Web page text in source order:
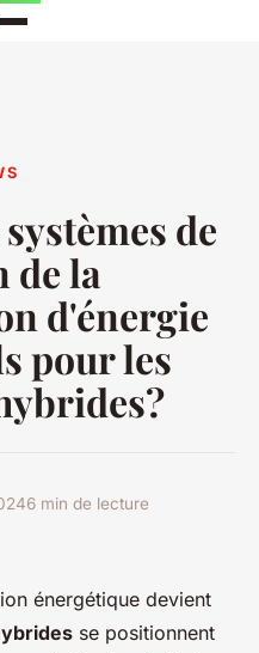
de
de la
d'énergie
pour les
6 min de lecture
énergétique devient
se positionnent